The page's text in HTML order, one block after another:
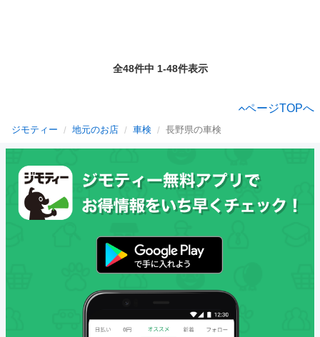
全48件中 1-48件表示
ページTOPへ
ジモティー 地元のお店 車検 長野県の車検